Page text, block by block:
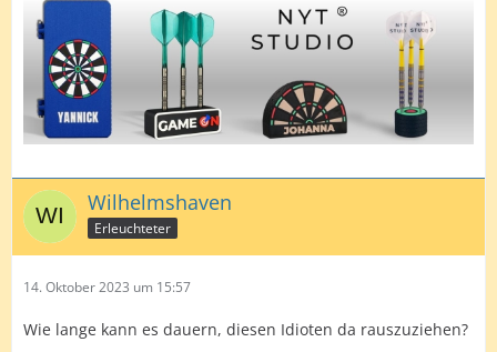
Wilhelmshaven
Erleuchteter
14. Oktober 2023 um 15:57
Wie lange kann es dauern, diesen Idioten da rauszuziehen?